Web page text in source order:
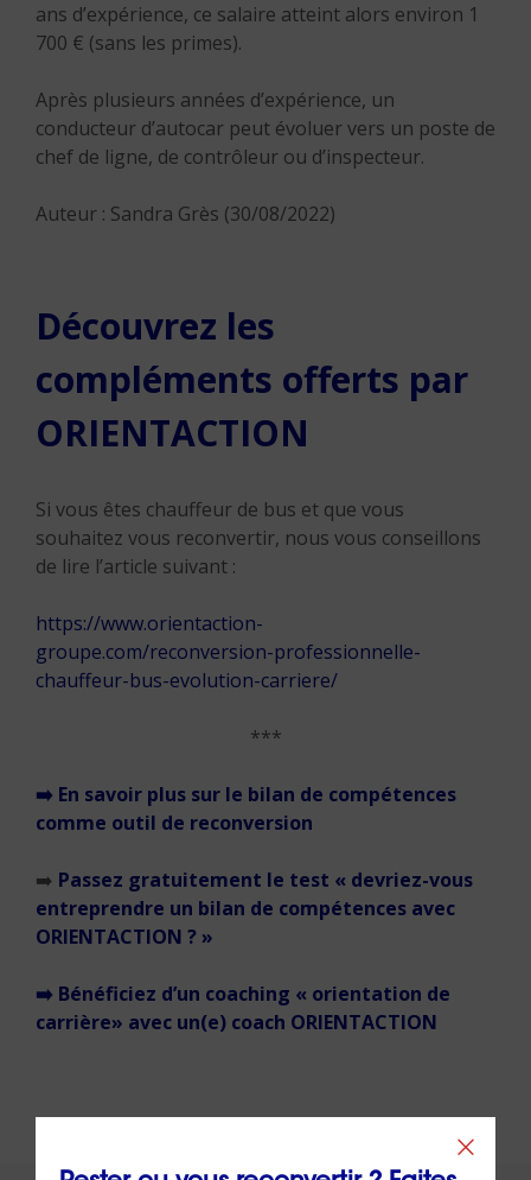
ans d’expérience, ce salaire atteint alors environ 1
700 € (sans les primes).
Après plusieurs années d’expérience, un
conducteur d’autocar peut évoluer vers un poste de
chef de ligne, de contrôleur ou d’inspecteur.
Auteur : Sandra Grès (30/08/2022)
Découvrez les
compléments offerts par
ORIENTACTION
Si vous êtes chauffeur de bus et que vous
souhaitez vous reconvertir, nous vous conseillons
de lire l’article suivant :
https://www.orientaction-
groupe.com/reconversion-professionnelle-
chauffeur-bus-evolution-carriere/
***
➡️ En savoir plus sur le bilan de compétences
comme outil de reconversion
➡️ Passez gratuitement le test « devriez-vous
entreprendre un bilan de compétences avec
ORIENTACTION ? »
➡️ Bénéficiez d’un coaching « orientation de
carrière» avec un(e) coach ORIENTACTION